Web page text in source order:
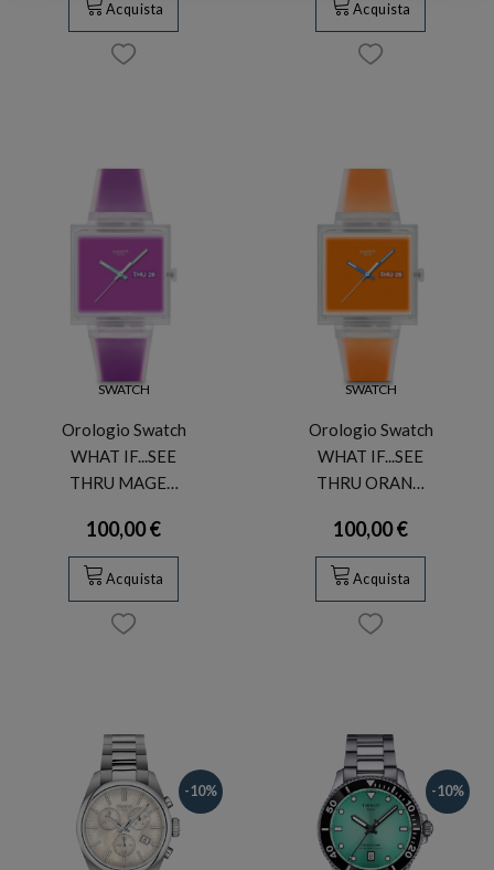
Acquista Acquista
SWATCH
Orologio Swatch
WHAT IF...SEE
THRU MAGE…
100,00 €
Acquista
SWATCH
Orologio Swatch
WHAT IF...SEE
THRU ORAN…
100,00 €
Acquista
-10% -10%